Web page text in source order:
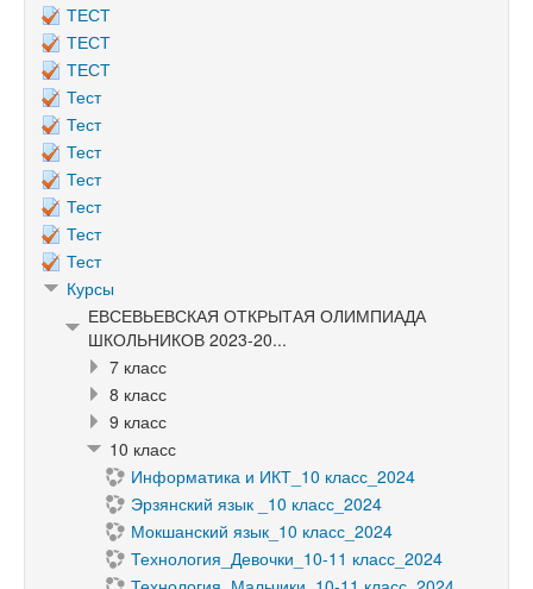
ТЕСТ
ТЕСТ
ТЕСТ
Тест
Тест
Тест
Тест
Тест
Тест
Тест
Курсы
ЕВСЕВЬЕВСКАЯ ОТКРЫТАЯ ОЛИМПИАДА
ШКОЛЬНИКОВ 2023-20...
7 класс
8 класс
9 класс
10 класс
Информатика и ИКТ_10 класс_2024
Эрзянский язык _10 класс_2024
Мокшанский язык_10 класс_2024
Технология_Девочки_10-11 класс_2024